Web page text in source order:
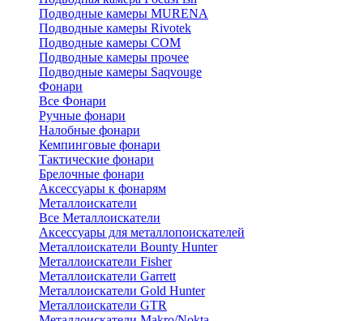
Подводные камеры MURENA
Подводные камеры Rivotek
Подводные камеры СОМ
Подводные камеры прочее
Подводные камеры Saqvouge
Фонари
Все Фонари
Ручные фонари
Налобные фонари
Кемпинговые фонари
Тактические фонари
Брелочные фонари
Аксессуары к фонарям
Металлоискатели
Все Металлоискатели
Аксессуары для металлопоискателей
Металлоискатели Bounty Hunter
Металлоискатели Fisher
Металлоискатели Garrett
Металлоискатели Gold Hunter
Металлоискатели GTR